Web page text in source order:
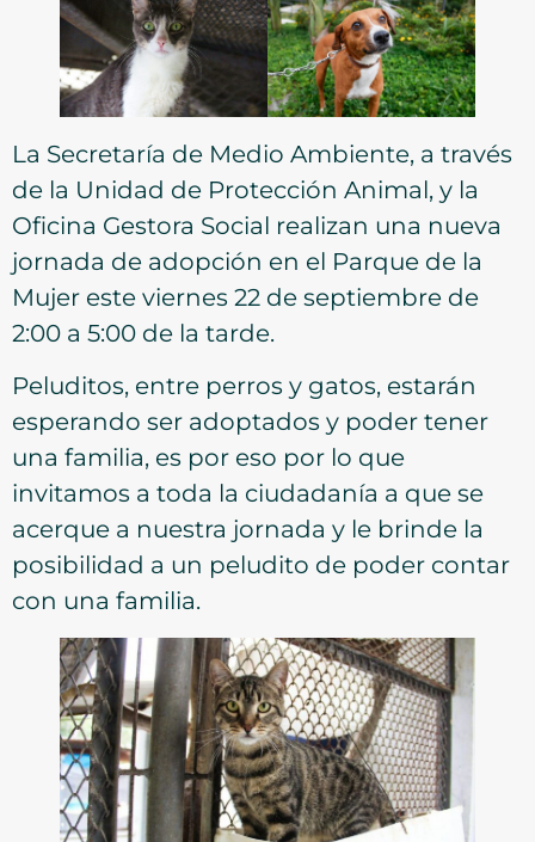
La Secretaría de Medio Ambiente, a través
de la Unidad de Protección Animal, y la
Oficina Gestora Social realizan una nueva
jornada de adopción en el Parque de la
Mujer este viernes 22 de septiembre de
2:00 a 5:00 de la tarde.
Peluditos, entre perros y gatos, estarán
esperando ser adoptados y poder tener
una familia, es por eso por lo que
invitamos a toda la ciudadanía a que se
acerque a nuestra jornada y le brinde la
posibilidad a un peludito de poder contar
con una familia.